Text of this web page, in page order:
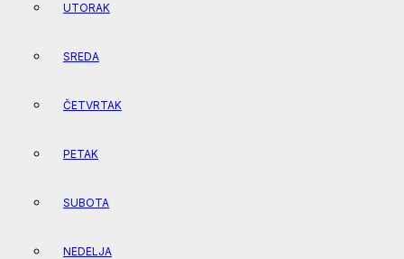
UTORAK
SREDA
ČETVRTAK
PETAK
SUBOTA
NEDELJA